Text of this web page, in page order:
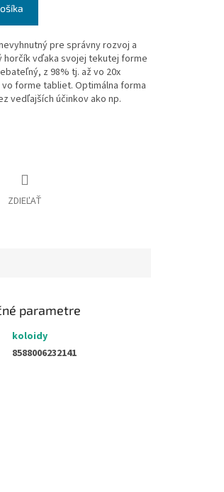
pre správny rozvoj a
horčík vďaka svojej tekutej forme
z 98% tj. až vo 20x
forme tabliet. Optimálna forma
vedľajších účinkov ako np.
ZDIEĽAŤ
parametre
koloidy
8588006232141